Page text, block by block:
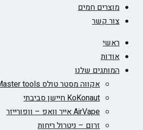
מוצרים חמים
צור קשר
ראשי
אודות
המותגים שלנו
אקווה מסטר טולס Aqua Master tools
KoKonaut חיישן סביבתי
AirVape אייר וואפ – וופורייזר
זרום – ניטרול ריחות